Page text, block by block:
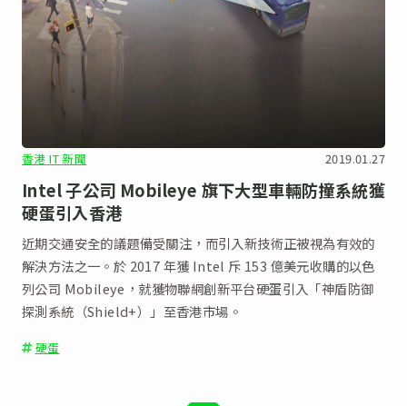
香港 IT 新聞 2019.01.27
Intel 子公司 Mobileye 旗下大型車輛防撞系統獲
硬蛋引入香港
近期交通安全的議題備受關注，而引入新技術正被視為有效的
解決方法之一。於 2017 年獲 Intel 斥 153 億美元收購的以色
列公司 Mobileye，就獲物聯網創新平台硬蛋引入「神盾防御
探測系統（Shield+）」至香港市場。
硬蛋